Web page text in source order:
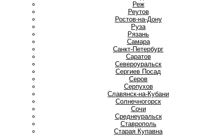
Реж
Реутов
Ростов-на-Дону
Руза
Рязань
Самара
Санкт-Петербург
Саратов
Североуральск
Сергиев Посад
Серов
Серпухов
Славянск-на-Кубани
Солнечногорск
Сочи
Среднеуральск
Ставрополь
Старая Купавна